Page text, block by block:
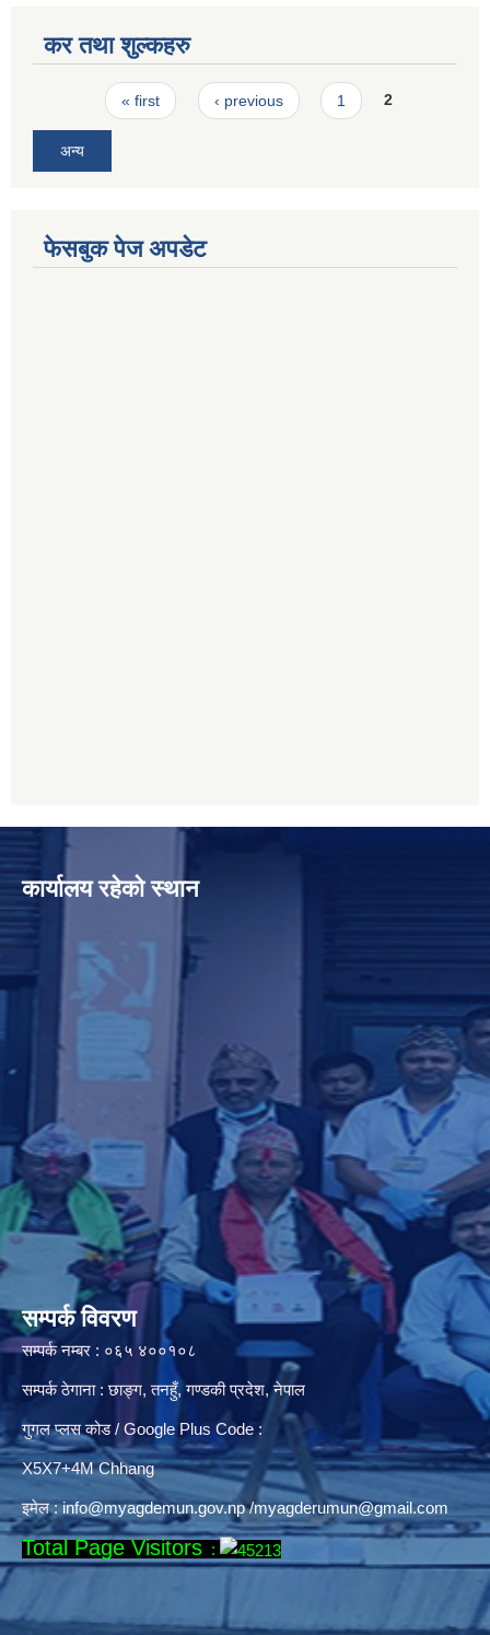
कर तथा शुल्कहरु
Pages« first ‹ previous 1 2
अन्य
फेसबुक पेज अपडेट
कार्यालय रहेको स्थान
सम्पर्क विवरण
सम्पर्क नम्बर : ०६५ ४००१०८
सम्पर्क ठेगाना : छाङ्ग, तनहुँ, गण्डकी प्रदेश, नेपाल
गुगल प्लस कोड / Google Plus Code :
X5X7+4M Chhang
इमेल :info@myagdemun.gov.np/myagderumun@gmail.com
Total Page Visitors :